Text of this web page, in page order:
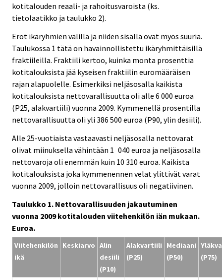
kotitalouden reaali- ja rahoitusvaroista (ks.
tietolaatikko ja taulukko 2).
Erot ikäryhmien välillä ja niiden sisällä ovat myös suuria.
Taulukossa 1 tätä on havainnollistettu ikäryhmittäisillä
fraktiileilla. Fraktiili kertoo, kuinka monta prosenttia
kotitalouksista jää kyseisen fraktiilin euromääräisen
rajan alapuolelle. Esimerkiksi neljäsosalla kaikista
kotitalouksista nettovarallisuutta oli alle 6 000 euroa
(P25, alakvartiili) vuonna 2009. Kymmenellä prosentilla
nettovarallisuutta oli yli 386 500 euroa (P90, ylin desiili).
Alle 25-vuotiaista vastaavasti neljäsosalla nettovarat
olivat miinuksella vähintään 1 040 euroa ja neljäsosalla
nettovaroja oli enemmän kuin 10 310 euroa. Kaikista
kotitalouksista joka kymmenennen velat ylittivät varat
vuonna 2009, jolloin nettovarallisuus oli negatiivinen.
Taulukko 1. Nettovarallisuuden jakautuminen
vuonna 2009 kotitalouden viitehenkilön iän mukaan.
Euroa.
Viitehenkilön
ikä
Keskiarvo Alin
desiili
(P10)
Alakvartiili
(P25)
Mediaani
(P50)
(P75)